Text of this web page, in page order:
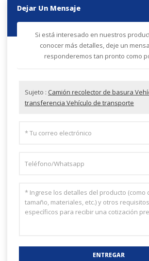
Dejar Un Mensaje
Si está interesado en nuestros
conocer más detalles, deje un
responderemos tan pronto como
Sujeto : Camión recolector de basura
transferencia Vehículo de transporte
ENTREGAR